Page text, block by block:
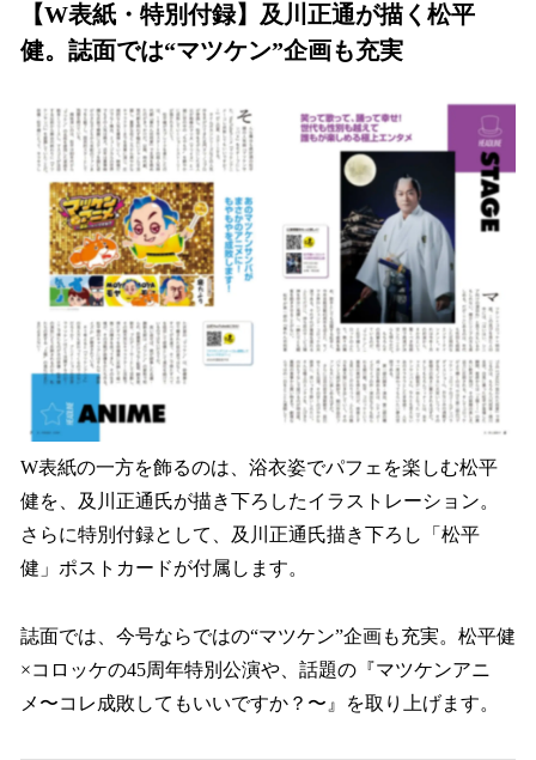
【W表紙・特別付録】及川正通が描く松平
健。誌面では“マツケン”企画も充実
W表紙の一方を飾るのは、浴衣姿でパフェを楽しむ松平
健を、及川正通氏が描き下ろしたイラストレーション。
さらに特別付録として、及川正通氏描き下ろし「松平
健」ポストカードが付属します。
誌面では、今号ならではの“マツケン”企画も充実。松平健
×コロッケの45周年特別公演や、話題の『マツケンアニ
メ〜コレ成敗してもいいですか？〜』を取り上げます。